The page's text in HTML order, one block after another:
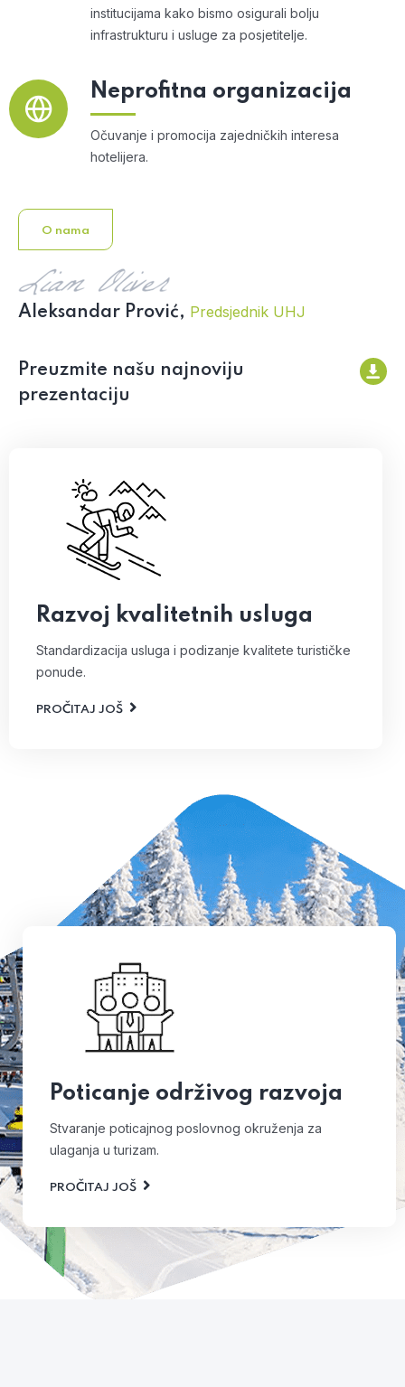
institucijama kako bismo osigurali bolju
infrastrukturu i usluge za posjetitelje.
Neprofitna organizacija
Očuvanje i promocija zajedničkih interesa
hotelijera.
O nama
Aleksandar Prović, Predsjednik UHJ
Preuzmite našu najnoviju
prezentaciju
Razvoj kvalitetnih usluga
Standardizacija usluga i podizanje kvalitete turističke
ponude.
PROČITAJ JOŠ
Poticanje održivog razvoja
Stvaranje poticajnog poslovnog okruženja za
ulaganja u turizam.
PROČITAJ JOŠ